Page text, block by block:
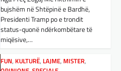
Gjermania ndodhet aktualisht në
kulmin e përpjekjeve për krijimin e
qeverisë dhe koha nuk pret.
CDU/CSU dhe SPD po
bujshëm në Shtëpinë e Bardhë,
Presidenti Tramp po e trondit
status-quonë ndërkombëtare të
miqësive,…
FUN, KULTURË, LAJME, MISTER,
Osmani.…
SPORT
Goli i Leipzigut ishte i
rregullt!